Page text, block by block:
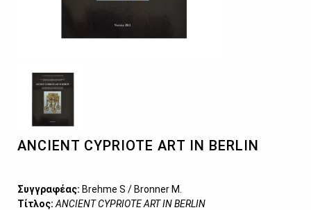
ANCIENT CYPRIOTE ART IN BERLIN
Συγγραφέας: Brehme S / Bronner M.
Τίτλος: ANCIENT CYPRIOTE ART IN BERLIN